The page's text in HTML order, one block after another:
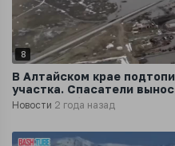
8
В Алтайском крае
участка. Спасатели
руках, сообщает МЧС
Новости 2 года назад